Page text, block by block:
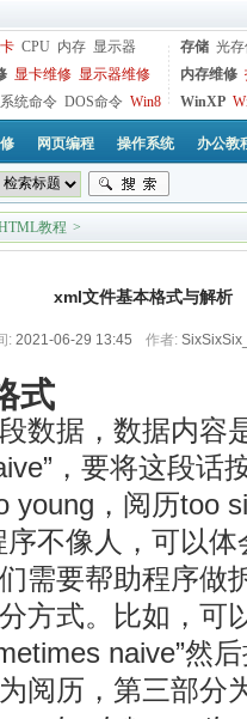
CPU 内存 显示器
显卡维修 显示器维修
系统命令 DOS命令 Win8
存储 光
内存维修
WinXP
网页编程 操作系统 办公教
教程 >
xml文件基本格式与解析
: 2021-06-29 13:45 作者:
式
数据，数据内容
，要将这段话
young，阅历too
不像人，可以
需要帮助程序做
方式。比如，可
naive”然
阅历，第三部分